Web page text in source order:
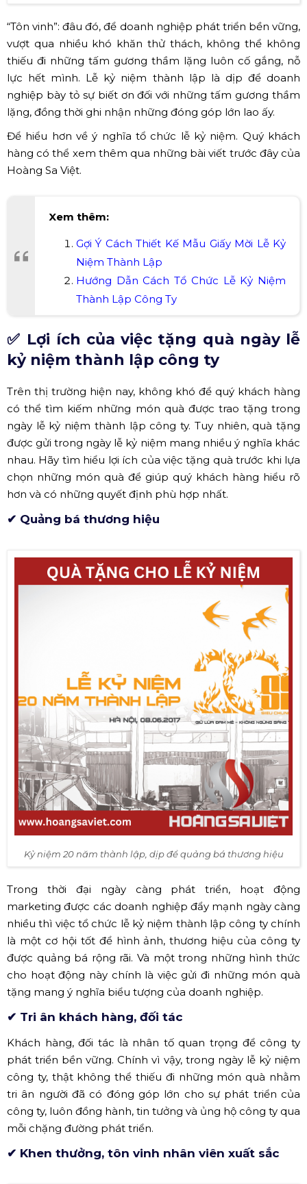
“Tôn vinh”: đâu đó, để doanh nghiệp phát triển bền vững,
vượt qua nhiều khó khăn thử thách, không thể không
thiếu đi những tấm gương thầm lặng luôn cố gắng, nỗ
lực hết mình. Lễ kỷ niệm thành lập là dịp để doanh
nghiệp bày tỏ sự biết ơn đối với những tấm gương thầm
lặng, đồng thời ghi nhận những đóng góp lớn lao ấy.
Để hiểu hơn về ý nghĩa tổ chức lễ kỷ niệm. Quý khách
hàng có thể xem thêm qua những bài viết trước đây của
Hoàng Sa Việt.
Xem thêm:
Gợi Ý Cách Thiết Kế Mẫu Giấy Mời Lễ Kỷ
Niệm Thành Lập
Hướng Dẫn Cách Tổ Chức Lễ Kỷ Niệm
Thành Lập Công Ty
✅ Lợi ích của việc tặng quà ngày lễ
kỷ niệm thành lập công ty
Trên thị trường hiện nay, không khó để quý khách hàng
có thể tìm kiếm những món quà được trao tặng trong
ngày lễ kỷ niệm thành lập công ty. Tuy nhiên, quà tặng
được gửi trong ngày lễ kỷ niệm mang nhiều ý nghĩa khác
nhau. Hãy tìm hiểu lợi ích của việc tặng quà trước khi lựa
chọn những món quà để giúp quý khách hàng hiểu rõ
hơn và có những quyết định phù hợp nhất.
✔ Quảng bá thương hiệu
Kỷ niệm 20 năm thành lập, dịp để quảng bá thương hiệu
Trong thời đại ngày càng phát triển, hoạt động
marketing được các doanh nghiệp đẩy mạnh ngày càng
nhiều thì việc tổ chức lễ kỷ niệm thành lập công ty chính
là một cơ hội tốt để hình ảnh, thương hiệu của công ty
được quảng bá rộng rãi. Và một trong những hình thức
cho hoạt động này chính là việc gửi đi những món quà
tặng mang ý nghĩa biểu tượng của doanh nghiệp.
✔ Tri ân khách hàng, đối tác
Khách hàng, đối tác là nhân tố quan trọng để công ty
phát triển bền vững. Chính vì vậy, trong ngày lễ kỷ niệm
công ty, thật không thể thiếu đi những món quà nhằm
tri ân người đã có đóng góp lớn cho sự phát triển của
công ty, luôn đồng hành, tin tưởng và ủng hộ công ty qua
mỗi chặng đường phát triển.
✔ Khen thưởng, tôn vinh nhân viên xuất sắc